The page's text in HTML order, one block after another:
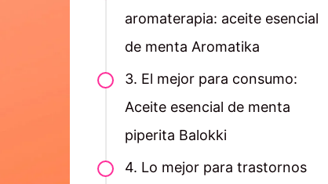
aromaterapia: aceite esencial
de menta Aromatika
3. El mejor para consumo:
Aceite esencial de menta
piperita Balokki
4. Lo mejor para trastornos